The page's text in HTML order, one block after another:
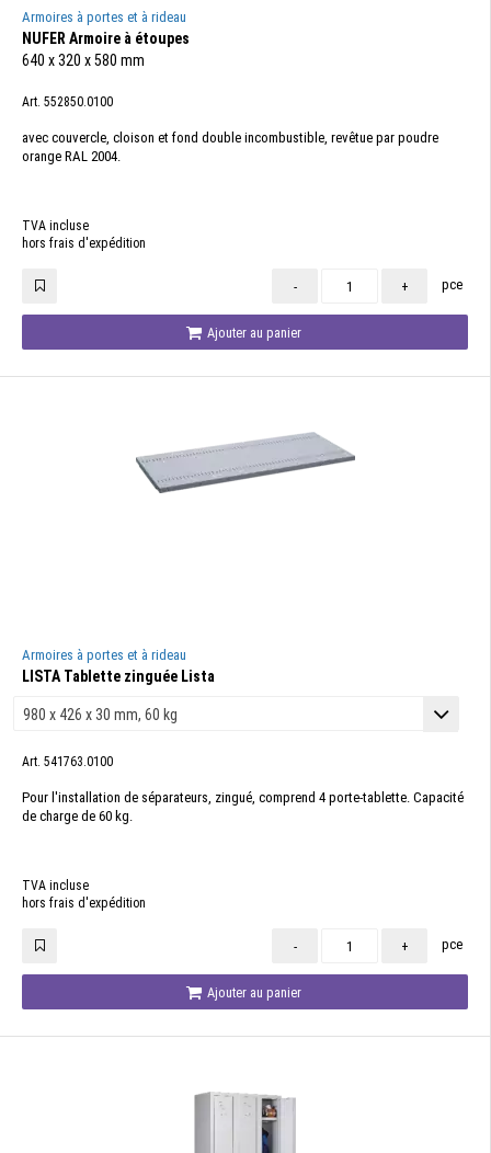
Armoires à portes et à rideau
NUFER Armoire à étoupes
640 x 320 x 580 mm
Art. 552850.0100
avec couvercle, cloison et fond double incombustible, revêtue par poudre
orange RAL 2004.
TVA incluse
hors frais d'expédition
- + pce
Ajouter au panier
Armoires à portes et à rideau
LISTA Tablette zinguée Lista
Art. 541763.0100
Pour l'installation de séparateurs, zingué, comprend 4 porte-tablette. Capacité
de charge de 60 kg.
TVA incluse
hors frais d'expédition
- + pce
Ajouter au panier